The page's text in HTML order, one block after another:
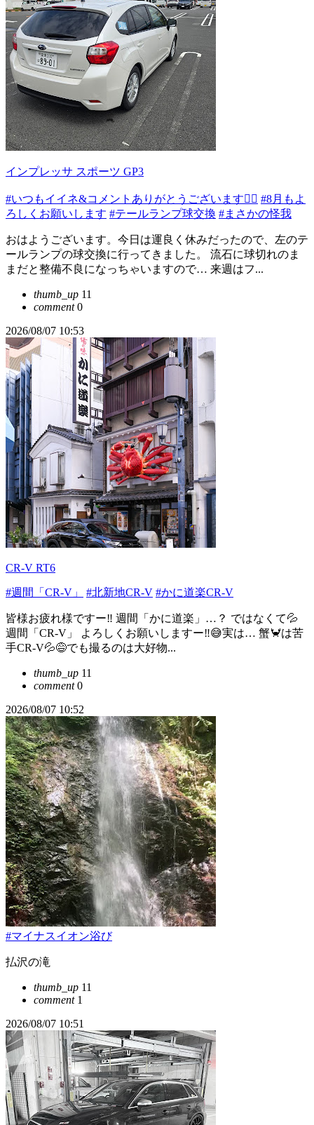
インプレッサ スポーツ GP3
#いつもイイネ&コメントありがとうございます🙇‍♂️ #8月もよ
ろしくお願いします #テールランプ球交換 #まさかの怪我
おはようございます。今日は運良く休みだったので、左のテ
ールランプの球交換に行ってきました。 流石に球切れのま
まだと整備不良になっちゃいますので… 来週はフ...
thumb_up 11
comment0
2026/08/07 10:53
CR-V RT6
#週間「CR-V」 #北新地CR-V #かに道楽CR-V
皆様お疲れ様ですー‼︎ 週間「かに道楽」…？ ではなくて💦
週間「CR-V」 よろしくお願いしますー‼︎😅実は… 蟹🦀は苦
手CR-V💦😅でも撮るのは大好物...
thumb_up 11
comment0
2026/08/07 10:52
#マイナスイオン浴び
払沢の滝
thumb_up 11
comment1
2026/08/07 10:51